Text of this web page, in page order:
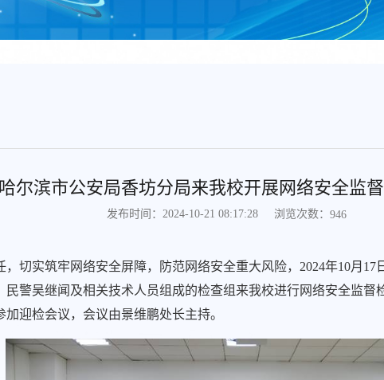
哈尔滨市公安局香坊分局来我校开展网络安全监
发布时间：2024-10-21 08:17:28 浏览次数： 946
，切实筑牢网络安全屏障，防范网络安全重大风险，2024年10月
民警吴继闻及相关技术人员组成的检查组来我校进行网络安全监督
迎检会议，会议由景维鹏处长主持。